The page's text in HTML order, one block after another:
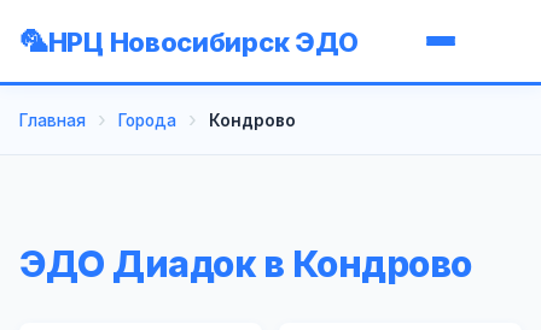
НРЦ Новосибирск ЭДО
Главная Города Кондрово
ЭДО Диадок в Кондрово